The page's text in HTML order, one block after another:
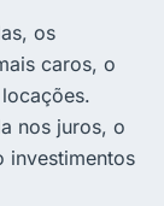
os
caros, o
nos juros, o
investimentos